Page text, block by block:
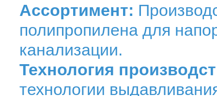
Ассортимент:
полипропилена для
канализации.
Технология
технологии